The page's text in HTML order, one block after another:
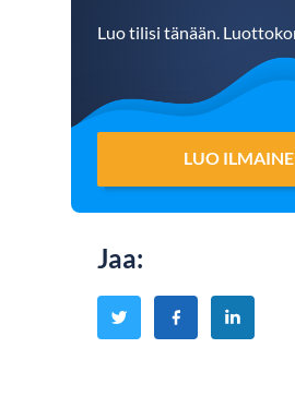
Luo tilisi tänään.
LUO
Jaa: